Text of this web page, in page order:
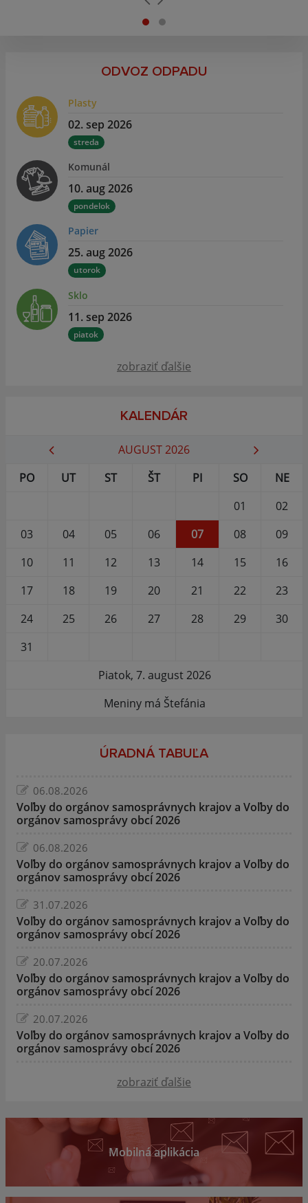
ODVOZ ODPADU
Plasty
02. sep 2026
streda
Komunál
10. aug 2026
pondelok
Papier
25. aug 2026
utorok
Sklo
11. sep 2026
piatok
zobraziť ďalšie
KALENDÁR
AUGUST 2026
PO
UT ST ŠT PI SO
NE
01
02
03
04 05 06 07 08
09
10
11 12 13 14 15
16
17
18 19 20 21 22
23
24
25 26 27 28 29
30
31
Piatok, 7. august 2026
Meniny má Štefánia
ÚRADNÁ TABUĽA
06.08.2026
Voľby do orgánov samosprávnych krajov a Voľby do
orgánov samosprávy obcí 2026
06.08.2026
Voľby do orgánov samosprávnych krajov a Voľby do
orgánov samosprávy obcí 2026
31.07.2026
Voľby do orgánov samosprávnych krajov a Voľby do
orgánov samosprávy obcí 2026
20.07.2026
Voľby do orgánov samosprávnych krajov a Voľby do
orgánov samosprávy obcí 2026
20.07.2026
Voľby do orgánov samosprávnych krajov a Voľby do
orgánov samosprávy obcí 2026
zobraziť ďalšie
Mobilná aplikácia